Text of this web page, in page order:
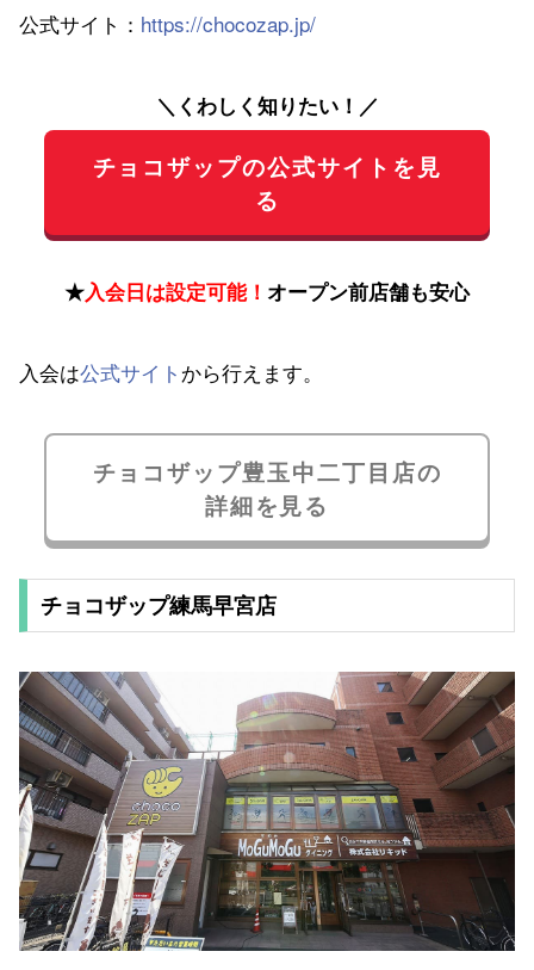
公式サイト： https://chocozap.jp/
＼くわしく知りたい！／
チョコザップの公式サイトを見
る
★入会日は設定可能！ オープン前店舗も安心
入会は公式サイト から行えます。
チョコザップ豊玉中二丁目店の
詳細を見る
チョコザップ練馬早宮店